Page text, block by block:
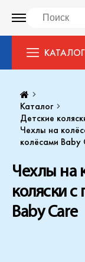
КАТАЛОГ
Каталог
Детские
Чехлы на
колёсами Baby
Чехлы на
коляски
Baby Care